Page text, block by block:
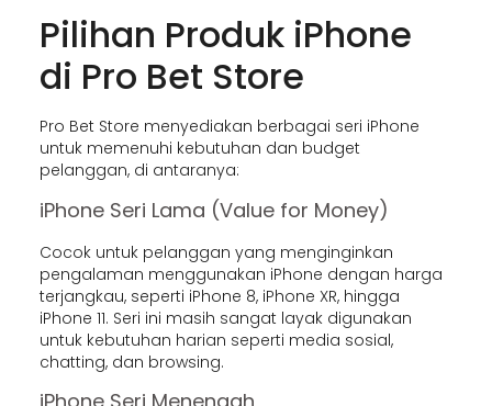
Pilihan Produk iPhone
di Pro Bet Store
Pro Bet Store menyediakan berbagai seri iPhone
untuk memenuhi kebutuhan dan budget
pelanggan, di antaranya:
iPhone Seri Lama (Value for Money)
Cocok untuk pelanggan yang menginginkan
pengalaman menggunakan iPhone dengan harga
terjangkau, seperti iPhone 8, iPhone XR, hingga
iPhone 11. Seri ini masih sangat layak digunakan
untuk kebutuhan harian seperti media sosial,
chatting, dan browsing.